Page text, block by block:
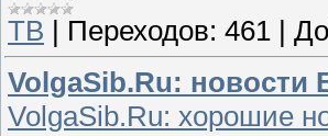
ТВ | Переходов: 461 |
VolgaSib.Ru: новости
VolgaSib.Ru: хорошие